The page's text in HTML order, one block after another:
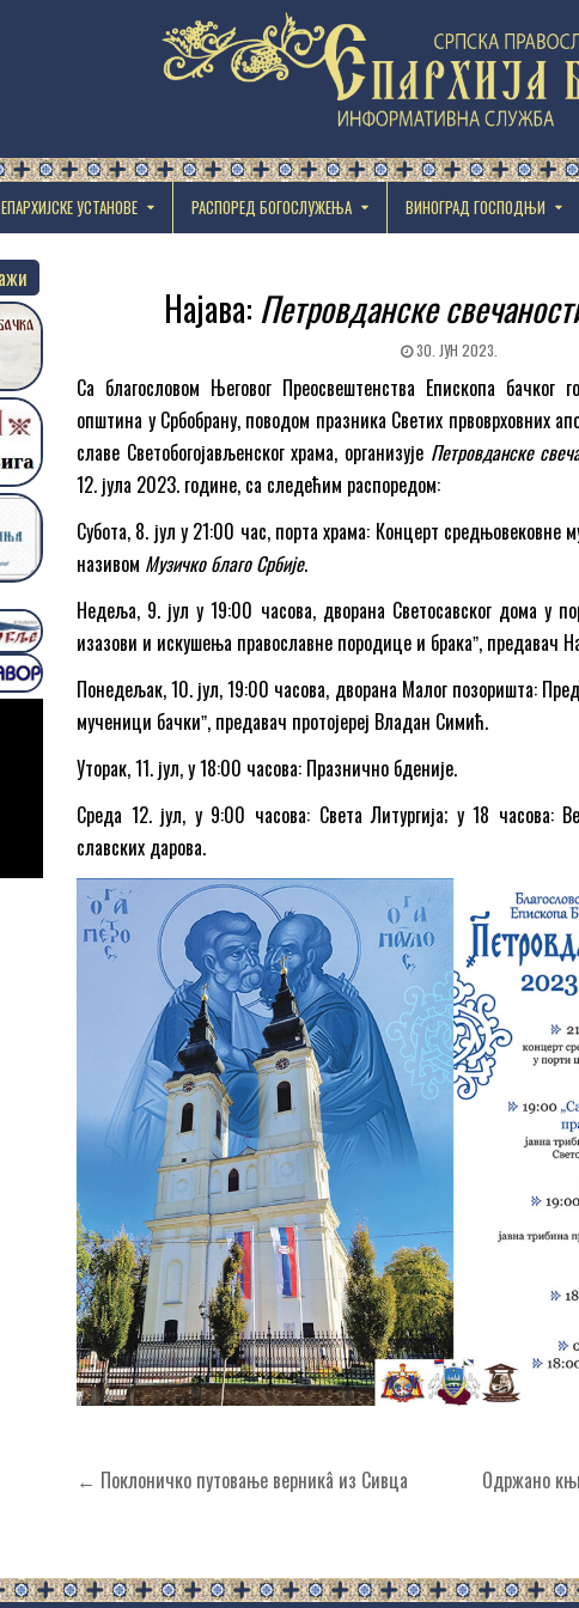
EПАРХИЈСКЕ УСТАНОВЕ РАСПОРЕД БОГОСЛУЖЕЊА ВИНОГРАД ГОСПОДЊИ
Најава: Петровданске
30. ЈУН 2023.
Са благословом Његовог Преосвештенства Епископа бачког
општина у Србобрану, поводом празника Светих првоврховних
славе Светобогојављенског храма, организује Петровданске
12. јула 2023. године, са следећим распоредом:
Субота, 8. јул у 21:00 час, порта храма: Концерт средњовековне
називом Музичко благо Србије.
Недеља, 9. јул у 19:00 часова, дворана Светосавског дома у
изазови и искушења православне породице и бракаˮ, предавач
Понедељак, 10. јул, 19:00 часова, дворана Малог позоришта:
мученици бачкиˮ, предавач протојереј Владан Симић.
Уторак, 11. јул, у 18:00 часова: Празнично бденије.
Среда 12. јул, у 9:00 часова: Света Литургија; у 18 часова:
славских дарова.
Кретање
← Поклоничко путовање верникâ из Сивца Одржано